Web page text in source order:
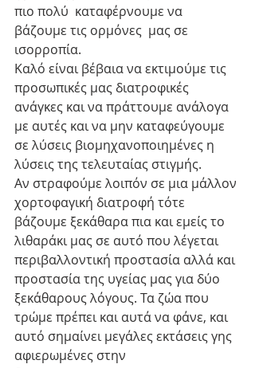
πιο πολύ  καταφέρνουμε να
βάζουμε τις ορμόνες  μας σε
ισορροπία.
Καλό είναι βέβαια να εκτιμούμε τις
προσωπικές μας διατροφικές
ανάγκες και να πράττουμε ανάλογα
με αυτές και να μην καταφεύγουμε
σε λύσεις βιομηχανοποιημένες η
λύσεις της τελευταίας στιγμής.
Αν στραφούμε λοιπόν σε μια μάλλον
χορτοφαγική διατροφή τότε
βάζουμε ξεκάθαρα πια και εμείς το
λιθαράκι μας σε αυτό που λέγεται
περιβαλλοντική προστασία αλλά και
προστασία της υγείας μας για δύο
ξεκάθαρους λόγους. Τα ζώα που
τρώμε πρέπει και αυτά να φάνε, και
αυτό σημαίνει μεγάλες εκτάσεις γης
αφιερωμένες στην